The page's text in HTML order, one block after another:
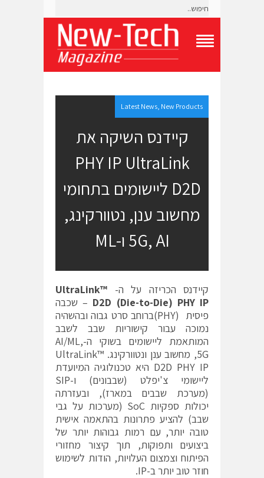
g
l
e
N
Latest News New Products
קיידנס השיקה את
PHY IP UltraLink
D2D ליישומים בתחומי
מחשוב ענן, נטוורקינג,
5G, AI ו-ML
קיידנס הכריזה על ה- UltraLink™
D2D (Die-to-Die) PHY IP – שכבה
פיסית (PHY)ברוחב סרט גבוה ובהשהיה
נמוכה עבור קישוריות שבב לשבב
המותאמת ליישומים בשוקי ה-AI/ML,
5G, מחשוב ענן ונטוורקינג. UltraLink™
D2D PHY IP היא טכנולוגיה המיועדת
ליישומי צ'יפלט (שבבונים) ו-SIP
(מערכת שבבים במארז), ובעזרתה
יכולות ספקיות SoC (מערכות על גבי
שבב) להציע פתרונות בהתאמה אישית
טובה יותר, עם רמות גבוהות יותר של
ביצועים ותפוקות, תוך קיצור מחזורי
הפיתוח וצמצום העלויות, הודות לשימוש
חוזר טוב יותר ב-IP.